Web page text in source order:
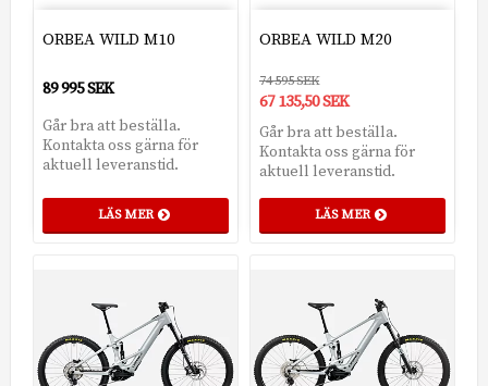
Lägg till i favoritlistan
ORBEA WILD M10
89 995 SEK
Går bra att beställa.
Kontakta oss gärna för
aktuell leveranstid.
LÄS MER
ORBEA WILD M20
74 595 SEK
67 135,50 SEK
Går bra att beställa.
Kontakta oss gärna för
aktuell leveranstid.
LÄS MER